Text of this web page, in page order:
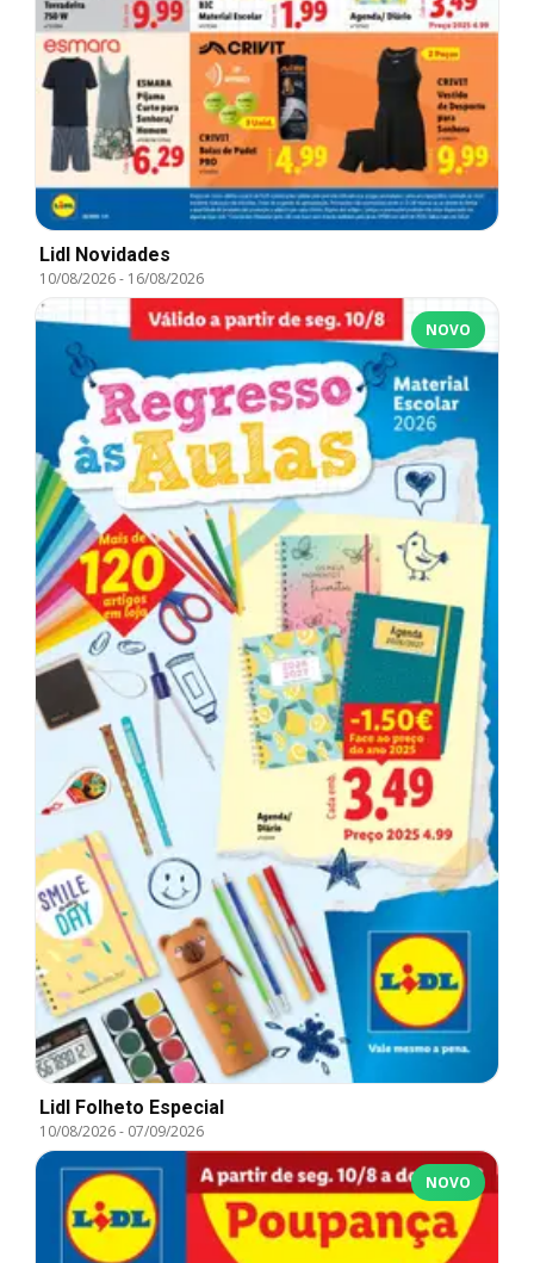
Lidl Novidades
10/08/2026- 16/08/2026
NOVO
Lidl Folheto Especial
10/08/2026- 07/09/2026
NOVO